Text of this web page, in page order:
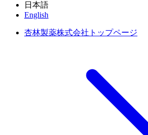
日本語
English
杏林製薬株式会社トップページ